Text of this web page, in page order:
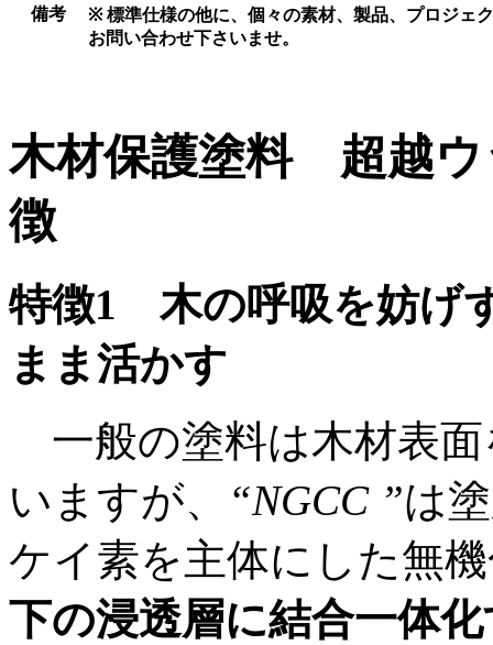
備考
※ 標準仕様の他に、個々の素材、製品、プロジェ
お問い合わせ下さいませ。
木材保護塗料 超越ウ
徴
特徴1 木の呼吸を妨げ
まま活かす
一般の塗料は木材表
いますが、
“NGCC ”は
ケイ素を主体にした無
下の浸透層に結合一体